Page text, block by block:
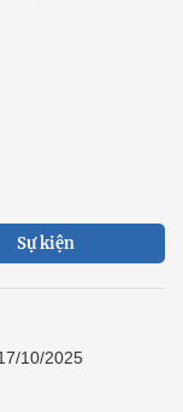
Sự kiện
10/2025